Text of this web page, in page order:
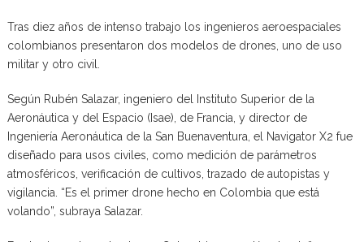
Tras diez años de intenso trabajo los ingenieros aeroespaciales
colombianos presentaron dos modelos de drones, uno de uso
militar y otro civil.
Según Rubén Salazar, ingeniero del Instituto Superior de la
Aeronáutica y del Espacio (Isae), de Francia, y director de
Ingeniería Aeronáutica de la San Buenaventura, el Navigator X2 fue
diseñado para usos civiles, como medición de parámetros
atmosféricos, verificación de cultivos, trazado de autopistas y
vigilancia. “Es el primer drone hecho en Colombia que está
volando”, subraya Salazar.